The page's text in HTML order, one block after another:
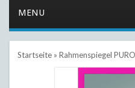
MENU
Startseite» Rahmenspiegel